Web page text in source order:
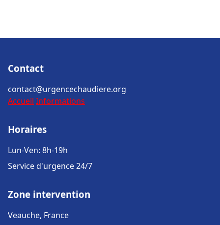
Contact
contact@urgencechaudiere.org
Accueil Informations
Horaires
Lun-Ven: 8h-19h
Service d'urgence 24/7
Zone intervention
Veauche, France